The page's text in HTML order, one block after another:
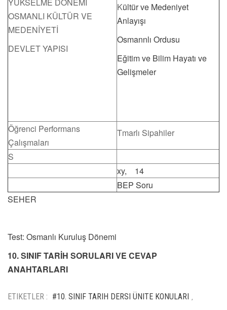
YÜKSELME DÖNEMİ
OSMANLI KÜLTÜR VE
MEDENİYETİ
DEVLET YAPISI
Kültür ve Medeniyet
Anlayışı
Osmannlı Ordusu
Eğitim ve Bilim Hayatı ve
Gelişmeler
Öğrenci Performans
Çalışmaları
Tmarlı Sipahiler
S
xy,
14
BEP Soru
SEHER
Test: Osmanlı Kuruluş Dönemi
10. SINIF TARİH SORULARI VE CEVAP
ANAHTARLARI
ETIKETLER : #10. SINIF TARIH DERSI ÜNITE KONULARI ,